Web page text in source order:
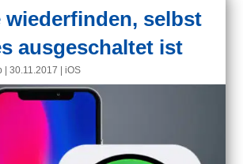
wiederfinden, selbst
ausgeschaltet ist
|30.11.2017 |iOS